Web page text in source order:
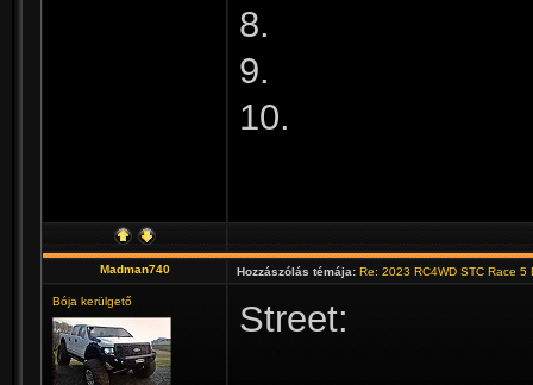
8.
9.
10.
Madman740 Hozzászólás témája: Re: 2023 RC4WD STC Race 5
Bója kerülgető Street: